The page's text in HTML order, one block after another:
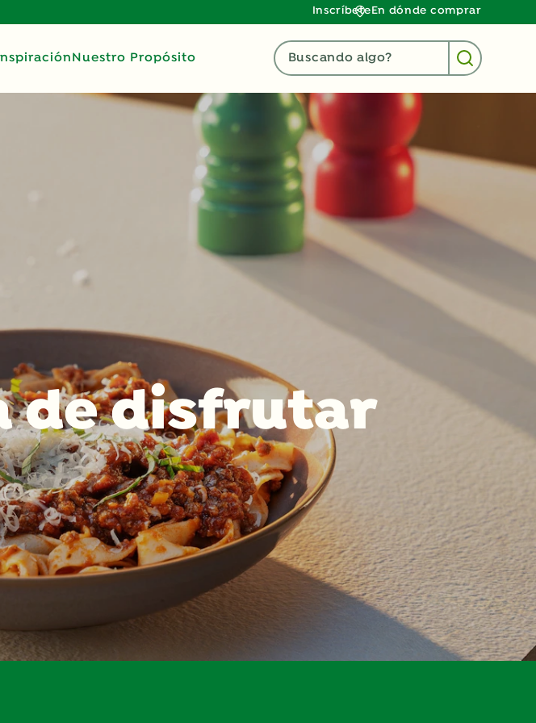
InscríbeteEn dónde comprar
Nuestro Propósito Buscando algo?
de disfrutar